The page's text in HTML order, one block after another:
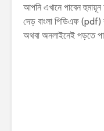
আপনি এখানে পাবেন
দেড় বাংলা পিডিএফ
অথবা অনলাইনেই পড়তে